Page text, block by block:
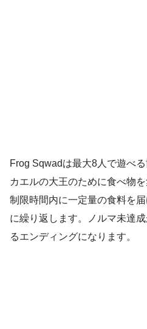
Frog Sqwadは最大8人で遊べ
カエルの大王のために食べ物
制限時間内に一定量の食料を
に繰り返します。ノルマ未達
るエンディングになります。